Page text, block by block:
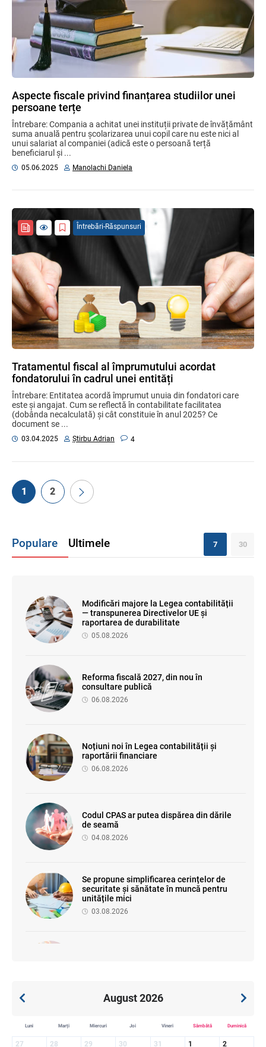
Aspecte fiscale privind finanțarea studiilor unei
persoane terțe
Întrebare: Compania a achitat unei instituții private de învățământ
suma anuală pentru școlarizarea unui copil care nu este nici al
unui salariat al companiei (adică este o persoană terță
beneficiarul și ...
05.06.2025 Manolachi Daniela
Întrebări-Răspunsuri
Tratamentul fiscal al împrumutului acordat
fondatorului în cadrul unei entități
Întrebare: Entitatea acordă împrumut unuia din fondatori care
este și angajat. Cum se reflectă în contabilitate facilitatea
(dobânda necalculată) și cât constituie în anul 2025? Ce
document se ...
03.04.2025 Știrbu Adrian 4
1 2
Populare Ultimele 7 30
Modificări majore la Legea contabilității
— transpunerea Directivelor UE și
raportarea de durabilitate
05.08.2026
Reforma fiscală 2027, din nou în
consultare publică
06.08.2026
Noțiuni noi în Legea contabilității și
raportării financiare
06.08.2026
Codul CPAS ar putea dispărea din dările
de seamă
04.08.2026
Se propune simplificarea cerințelor de
securitate și sănătate în muncă pentru
unitățile mici
03.08.2026
SFS a anunțat programul de seminare
03.08.2026
August 2026
Luni Marți Miercuri Joi Vineri Sâmbătă Duminică
27 28 29 30 31 1 2